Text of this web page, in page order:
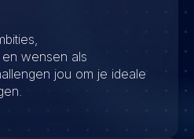
wensen als
jou om je ideale